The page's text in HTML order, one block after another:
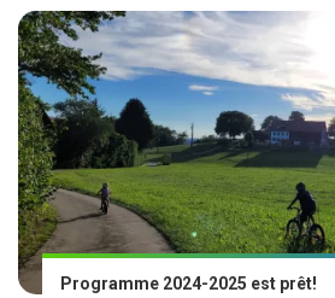
Programme 2024-2025 est prêt!